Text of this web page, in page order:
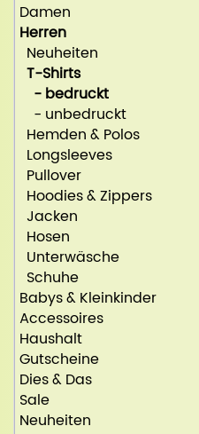
Damen
Herren
Neuheiten
T-Shirts
- bedruckt
- unbedruckt
Hemden & Polos
Longsleeves
Pullover
Hoodies & Zippers
Jacken
Hosen
Unterwäsche
Schuhe
Babys & Kleinkinder
Accessoires
Haushalt
Gutscheine
Dies & Das
Sale
Neuheiten